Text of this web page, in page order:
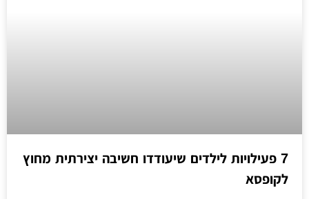
7 פעילויות לילדים שיעודדו חשיבה יצירתית מחוץ
לקופסא